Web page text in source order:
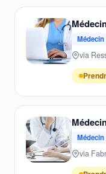
Médecin
via
Médecin
via